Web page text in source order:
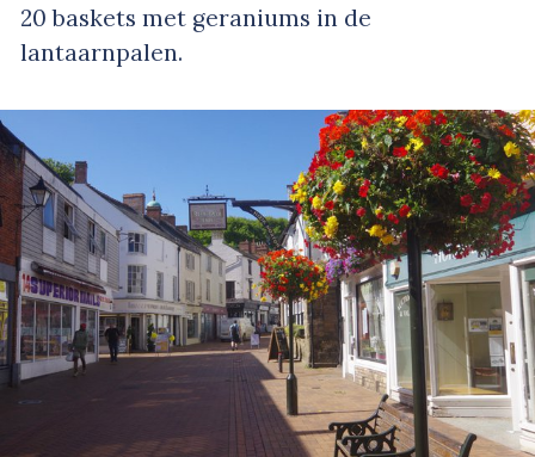
20 baskets met geraniums in de
lantaarnpalen.